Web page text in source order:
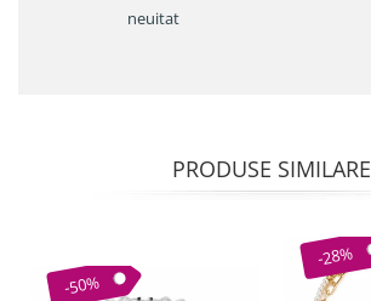
neuitat
PRODUSE SIMILARE
-50%
-28%